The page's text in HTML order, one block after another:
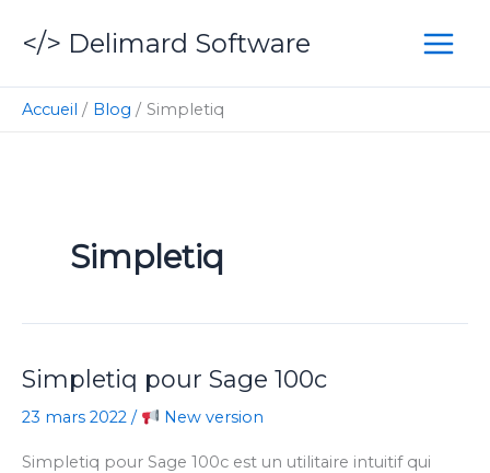
</> Delimard Software
Accueil Blog Simpletiq
Simpletiq
Simpletiq pour Sage 100c
23 mars 2022 / New version
Simpletiq pour Sage 100c est un utilitaire intuitif qui